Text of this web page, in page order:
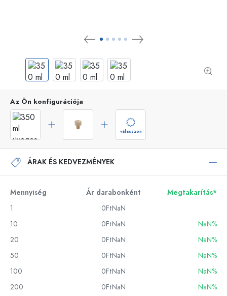
Az Ön konfigurációja
válasszon
ÁRAK ÉS KEDVEZMÉNYEK
Mennyiség Ár darabonként
Megtakarítás*
1
0FtNaN
10
0FtNaN
NaN%
20
0FtNaN
NaN%
50
0FtNaN
NaN%
100
0FtNaN
NaN%
200
0FtNaN
NaN%